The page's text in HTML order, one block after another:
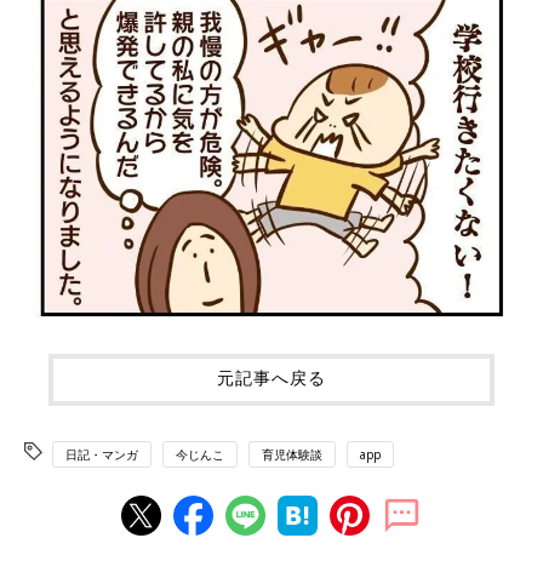
元記事へ戻る
日記・マンガ 今じんこ 育児体験談 app